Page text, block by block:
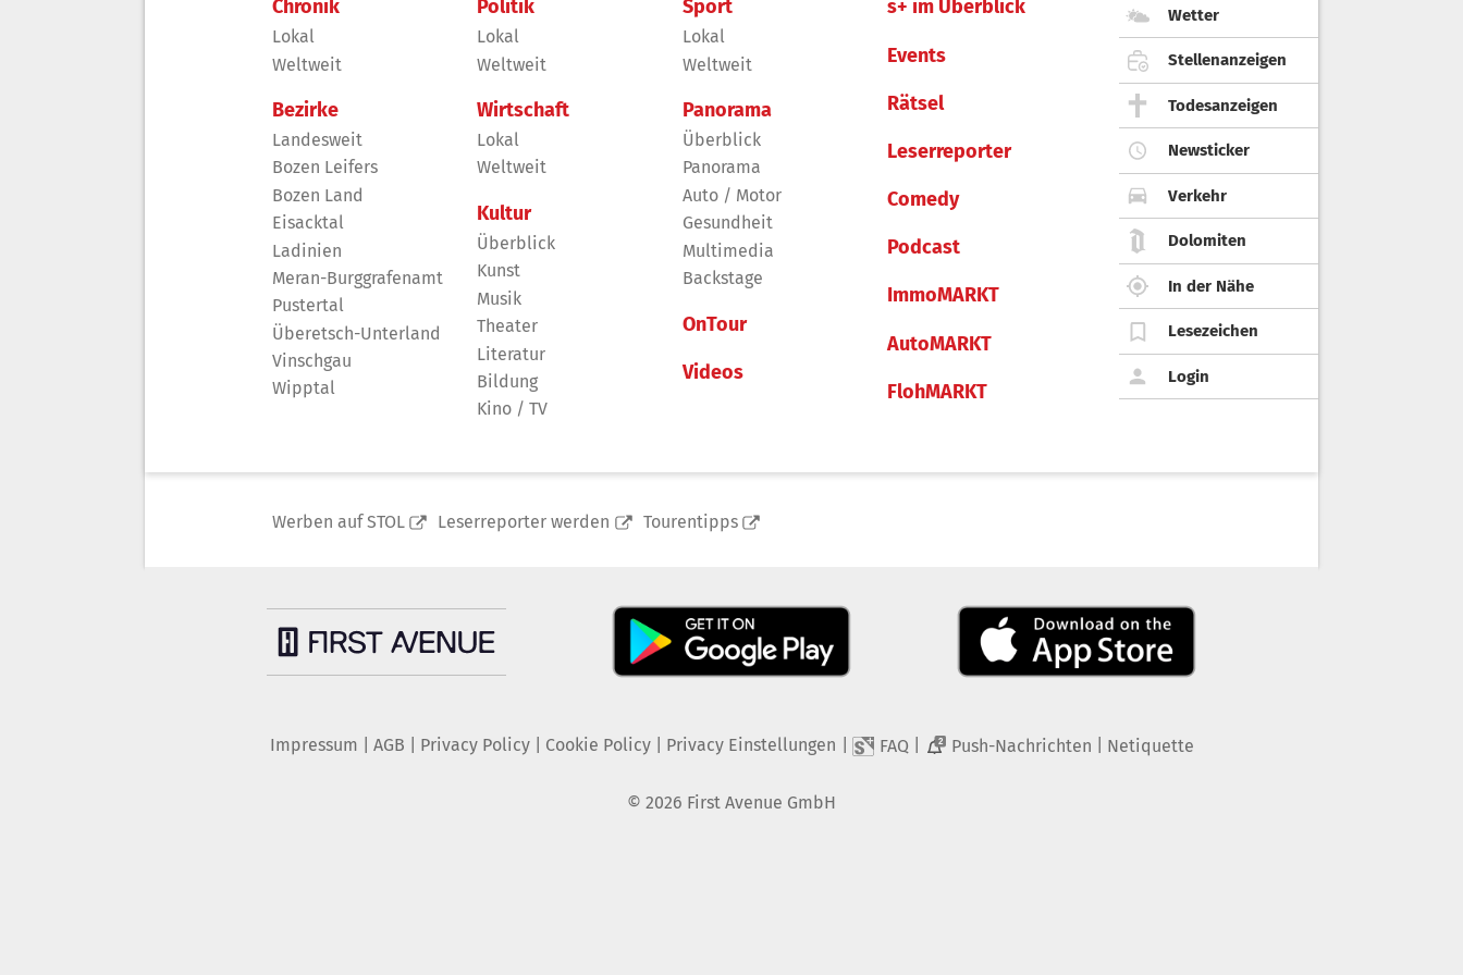
Chronik
Lokal
Weltweit
Bezirke
Landesweit
Bozen Leifers
Bozen Land
Eisacktal
Ladinien
Meran-Burggrafenamt
Pustertal
Überetsch-Unterland
Vinschgau
Wipptal
Politik
Lokal
Weltweit
Wirtschaft
Lokal
Weltweit
Kultur
Überblick
Kunst
Musik
Theater
Literatur
Bildung
Kino / TV
Sport
Lokal
Weltweit
Panorama
Überblick
Panorama
Auto / Motor
Gesundheit
Multimedia
Backstage
OnTour
Videos
s+ im Überblick
Events
Rätsel
Leserreporter
Comedy
Podcast
ImmoMARKT
AutoMARKT
FlohMARKT
Wetter
Stellenanzeigen
Todesanzeigen
Newsticker
Verkehr
Dolomiten
In der Nähe
Lesezeichen
Login
Werben auf STOL Leserreporter werden Tourentipps
Impressum AGB Privacy Policy| Cookie Policy| Privacy Einstellungen FAQ 2 Push-Nachrichten Netiquette
© 2026 First Avenue GmbH